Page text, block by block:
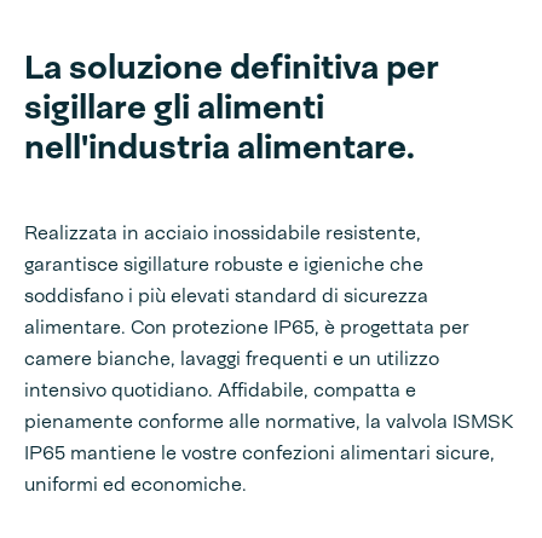
La soluzione definitiva per
sigillare gli alimenti
nell'industria alimentare.
Realizzata in acciaio inossidabile resistente,
garantisce sigillature robuste e igieniche che
soddisfano i più elevati standard di sicurezza
alimentare. Con protezione IP65, è progettata per
camere bianche, lavaggi frequenti e un utilizzo
intensivo quotidiano. Affidabile, compatta e
pienamente conforme alle normative, la valvola ISMSK
IP65 mantiene le vostre confezioni alimentari sicure,
uniformi ed economiche.